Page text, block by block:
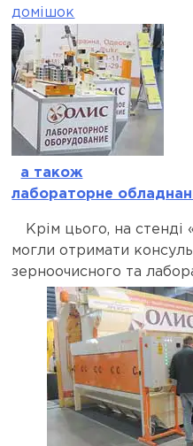
домішок
а також
лабораторне
Крім цього, на стенді
могли отримати
зерноочисного та